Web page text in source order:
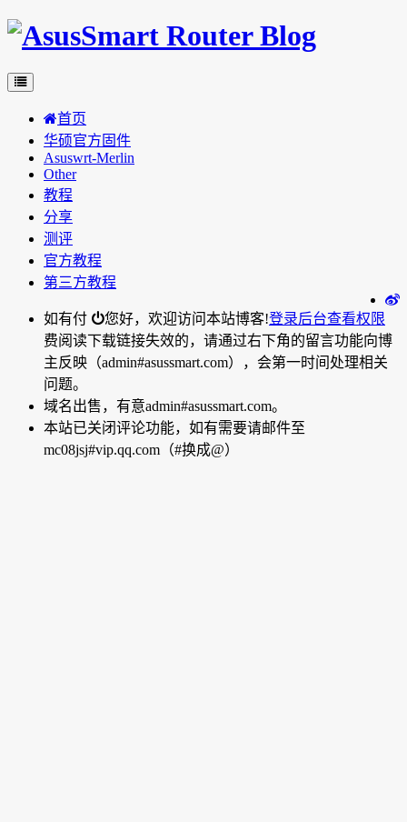
首页
华硕官方固件
Asuswrt-Merlin
Other
教程
分享
测评
官方教程
第三方教程
您好，欢迎访问本站博客!登录后台查看权限
如有付
费阅读下载链接失效的，请通过右下角的留言功能向博
主反映（admin#asussmart.com），会第一时间处理相关
问题。
域名出售，有意admin#asussmart.com。
本站已关闭评论功能，如有需要请邮件至
mc08jsj#vip.qq.com（#换成@）